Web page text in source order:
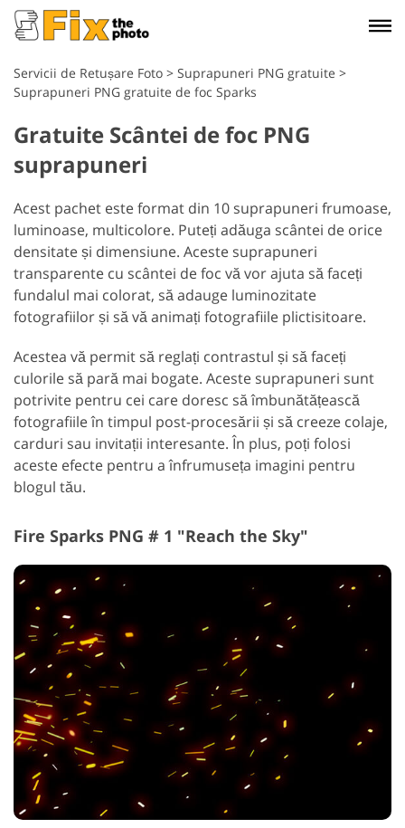
Servicii de Retușare Foto > Suprapuneri PNG gratuite >
Suprapuneri PNG gratuite de foc Sparks
Gratuite Scântei de foc PNG
suprapuneri
Acest pachet este format din 10 suprapuneri frumoase,
luminoase, multicolore. Puteți adăuga scântei de orice
densitate și dimensiune. Aceste suprapuneri
transparente cu scântei de foc vă vor ajuta să faceți
fundalul mai colorat, să adauge luminozitate
fotografiilor și să vă animați fotografiile plictisitoare.
Acestea vă permit să reglați contrastul și să faceți
culorile să pară mai bogate. Aceste suprapuneri sunt
potrivite pentru cei care doresc să îmbunătățească
fotografiile în timpul post-procesării și să creeze colaje,
carduri sau invitații interesante. În plus, poți folosi
aceste efecte pentru a înfrumuseța imagini pentru
blogul tău.
Fire Sparks PNG # 1 "Reach the Sky"